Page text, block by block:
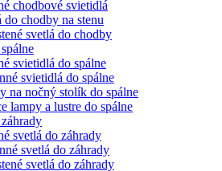
chodbové svietidlá
do chodby na stenu
svetlá do chodby
svietidlá do spálne
svietidlá do spálne
na nočný stolík do spálne
lampy a lustre do spálne
svetlá do záhrady
svetlá do záhrady
svetlá do záhrady